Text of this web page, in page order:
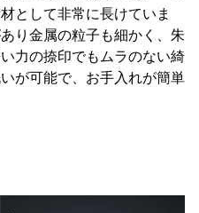
として非常に長けていま
り金属の粒子も細かく、朱
力の捺印でもムラのない綺
が可能で、お手入れが簡単